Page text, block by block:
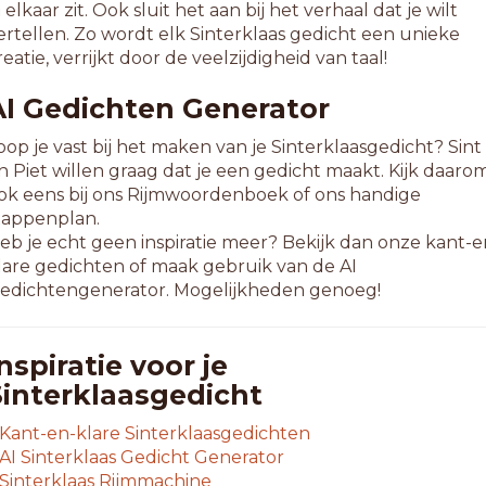
elkaar zit. Ook sluit het aan bij het verhaal dat je wilt
Zo wordt elk Sinterklaas gedicht een unieke
verrijkt door de veelzijdigheid van taal!
Gedichten Generator
je vast bij het maken van je Sinterklaasgedicht? Sint
Piet willen graag dat je een gedicht maakt. Kijk
eens bij ons Rijmwoordenboek of ons handige
je echt geen inspiratie meer? Bekijk dan onze kant-
gedichten of maak gebruik van de AI
Mogelijkheden genoeg!
voor je
Kant-en-klare Sinterklaasgedichten
AI Sinterklaas Gedicht Generator
Sinterklaas Rijmmachine